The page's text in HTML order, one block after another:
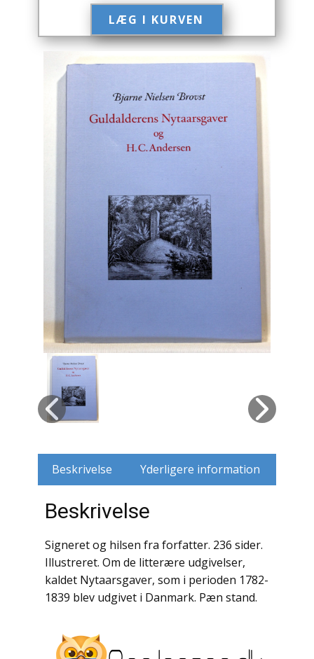
Drikkevare / Øl / Vin
Håndarbejde
Håndværk
Hus / Have
Husdyr
Jagt
Jernbaner
Kirkehistorie / Religion
Krige / Slag
Krop / Sind
Kunst
Litteraturhistorie
LÆG I KURVEN​
Beskrivelse Yderligere information
Beskrivelse
Signeret og hilsen fra forfatter. 236 sider.
Illustreret. Om de litterære udgivelser,
kaldet Nytaarsgaver, som i perioden 1782-
1839 blev udgivet i Danmark. Pæn stand.